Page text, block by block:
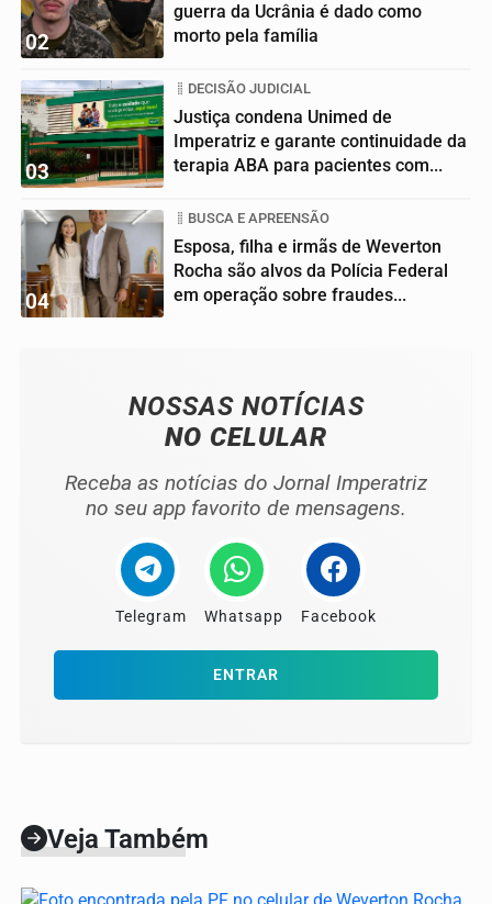
02
guerra da Ucrânia é dado como
morto pela família
03
DECISÃO JUDICIAL
Justiça condena Unimed de
Imperatriz e garante continuidade da
terapia ABA para pacientes com...
04
BUSCA E APREENSÃO
Esposa, filha e irmãs de Weverton
Rocha são alvos da Polícia Federal
em operação sobre fraudes...
NOSSAS NOTÍCIAS
NO CELULAR
Receba as notícias do Jornal Imperatriz
no seu app favorito de mensagens.
Telegram Whatsapp Facebook
ENTRAR
Veja Também